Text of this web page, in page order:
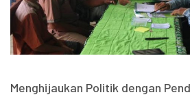
Menghijaukan Politik dengan